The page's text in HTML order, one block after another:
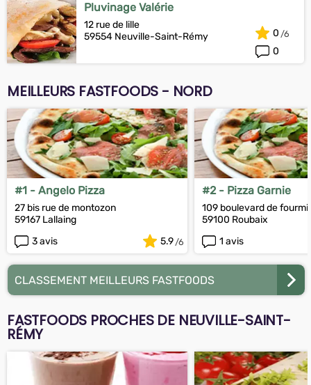
Pluvinage Valérie
12 rue de lille
59554 Neuville-Saint-Rémy
0
0
MEILLEURS FASTFOODS - NORD
#1 - Angelo Pizza
27 bis rue de montozon
59167 Lallaing
3 avis
5.9
#2 - Pizza Garnie
109 boulevard de
59100 Roubaix
1 avis
CLASSEMENT MEILLEURS FASTFOODS
FASTFOODS PROCHES DE NEUVILLE-SAINT-
RÉMY